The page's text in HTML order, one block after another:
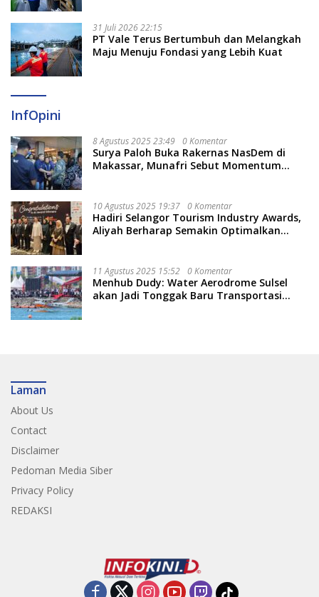
31 Juli 2026 22:15
PT Vale Terus Bertumbuh dan Melangkah
Maju Menuju Fondasi yang Lebih Kuat
InfOpini
8 Agustus 2025 23:49 0 Komentar
Surya Paloh Buka Rakernas NasDem di
Makassar, Munafri Sebut Momentum
10 Agustus 2025 19:37 0 Komentar
Hadiri Selangor Tourism Industry Awards,
Aliyah Berharap Semakin Optimalkan
11 Agustus 2025 15:52 0 Komentar
Menhub Dudy: Water Aerodrome Sulsel
akan Jadi Tonggak Baru Transportasi
Laman
About Us
Contact
Disclaimer
Pedoman Media Siber
Privacy Policy
REDAKSI